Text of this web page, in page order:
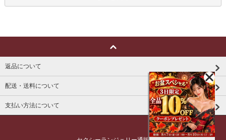
返品について
配送・送料について
支払い方法について